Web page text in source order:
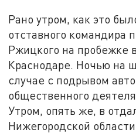
Рано утром, как это
отставного командира
Ржицкого на пробежке
Краснодаре. Ночью на
случае с подрывом
общественного
Утром, опять же, в
Нижегородской